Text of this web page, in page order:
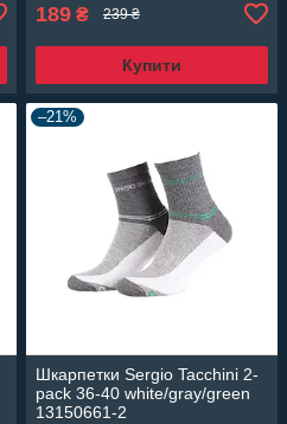
189 ₴ 239 ₴
Купити
–21%
Шкарпетки Sergio Tacchini 2-
pack 36-40 white/gray/green
13150661-2